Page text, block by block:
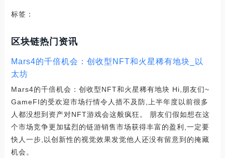
标签：
区块链热门资讯
Mars4的千倍机会：创收型NFT和火星稀有地块_以
太坊
Mars4的千倍机会：创收型NFT和火星稀有地块 Hi,朋友们~
GameFI的受欢迎市场行情令人措不及防,上半年度以前很多
人都没想到资产对NFT游戏会这般疯狂。 朋友们假如想在这
个市场竞争更加猛烈的链游销售市场获得丰富的盈利,一定要
快人一步,以创新性的视觉效果发觉他人还没有留意到的掩藏
机会。